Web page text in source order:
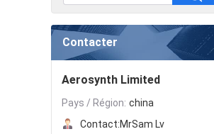
Contacter
Aerosynth Limited
Pays / Région: china
Contact:MrSam Lv